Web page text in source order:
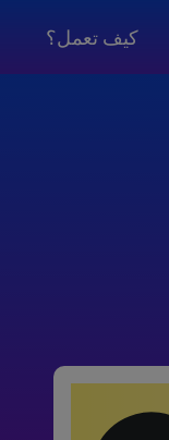
كيف تعمل؟